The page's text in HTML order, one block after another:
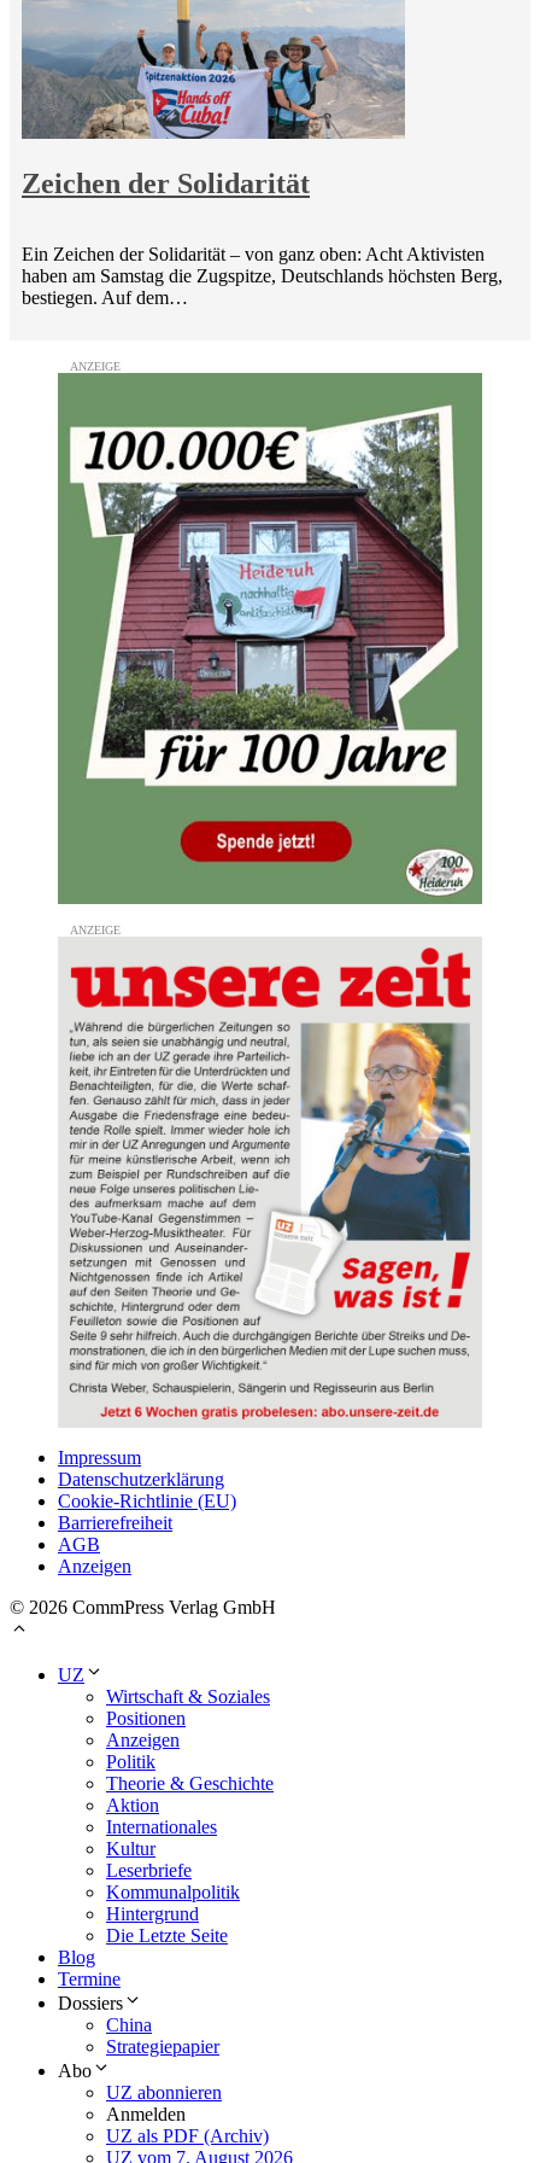
Zeichen der Solidarität
Ein Zeichen der Solidarität – von ganz oben: Acht Aktivisten
haben am Samstag die Zugspitze, Deutschlands höchsten Berg,
bestiegen. Auf dem…
Impressum
Datenschutzerklärung
Cookie-Richtlinie (EU)
Barrierefreiheit
AGB
Anzeigen
© 2026 CommPress Verlag GmbH
UZ
Wirtschaft & Soziales
Positionen
Anzeigen
Politik
Theorie & Geschichte
Aktion
Internationales
Kultur
Leserbriefe
Kommunalpolitik
Hintergrund
Die Letzte Seite
Blog
Termine
Dossiers
China
Strategiepapier
Abo
UZ abonnieren
Anmelden
UZ als PDF (Archiv)
UZ vom 7. August 2026